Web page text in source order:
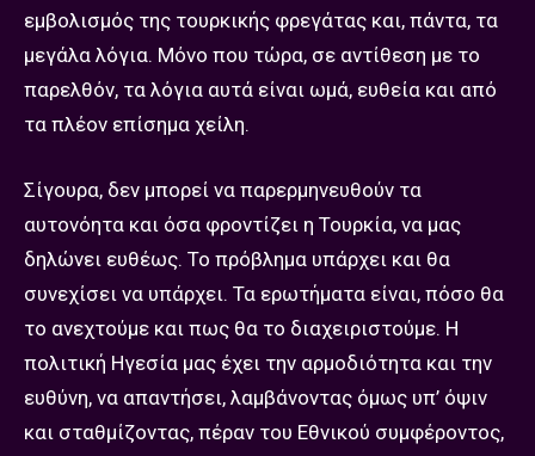
εμβολισμός της τουρκικής φρεγάτας και, πάντα, τα
μεγάλα λόγια. Μόνο που τώρα, σε αντίθεση με το
παρελθόν, τα λόγια αυτά είναι ωμά, ευθεία και από
τα πλέον επίσημα χείλη.
Σίγουρα, δεν μπορεί να παρερμηνευθούν τα
αυτονόητα και όσα φροντίζει η Τουρκία, να μας
δηλώνει ευθέως. Το πρόβλημα υπάρχει και θα
συνεχίσει να υπάρχει. Τα ερωτήματα είναι, πόσο θα
το ανεχτούμε και πως θα το διαχειριστούμε. Η
πολιτική Ηγεσία μας έχει την αρμοδιότητα και την
ευθύνη, να απαντήσει, λαμβάνοντας όμως υπ’ όψιν
και σταθμίζοντας, πέραν του Εθνικού συμφέροντος,